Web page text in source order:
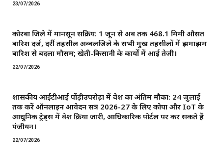
23/07/2026
कोरबा जिले में मानसून सक्रिय: 1 जून से अब तक 468.1 मिमी औसत
बारिश दर्ज, दर्री तहसील अव्वलजिले के सभी प्रमुख तहसीलों में झमाझम
बारिश से बदला मौसम; खेती-किसानी के कार्यों में आई तेजी।
22/07/2026
शासकीय आईटीआई पोंड़ीउपरोड़ा में प्रवेश का अंतिम मौका: 24 जुलाई
तक करें ऑनलाइन आवेदन सत्र 2026-27 के लिए कोपा और IoT के
आधुनिक ट्रेड्स में प्रवेश प्रक्रिया जारी, आधिकारिक पोर्टल पर कर सकते हैं
पंजीयन।
22/07/2026